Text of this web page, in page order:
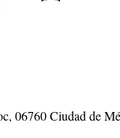
06760 Ciudad de